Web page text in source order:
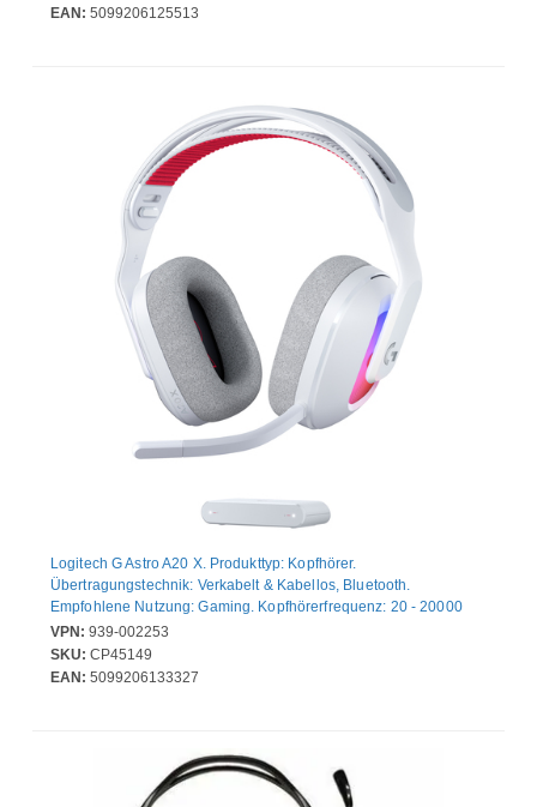
EAN: 5099206125513
Logitech G Astro A20 X. Produkttyp: Kopfhörer.
Übertragungstechnik: Verkabelt & Kabellos, Bluetooth.
Empfohlene Nutzung: Gaming. Kopfhörerfrequenz: 20 - 20000
Hz. Kabellose Reichweite: 30 m. Gewicht: 290 g. Produktfarbe:
Weiß
VPN: 939-002253
SKU: CP45149
EAN: 5099206133327